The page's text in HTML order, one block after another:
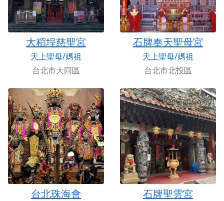
大稻埕慈聖宮
天上聖母/媽祖
台北市大同區
石牌奉天聖母宮
天上聖母/媽祖
台北市北投區
台北珠海會 石牌聖雲宮